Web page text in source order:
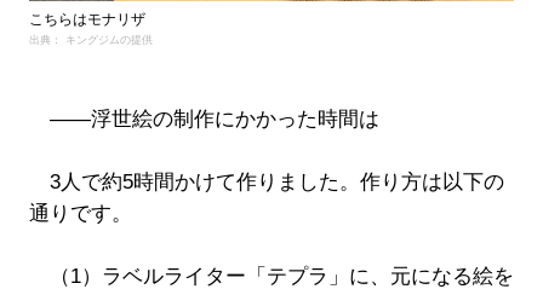
こちらはモナリザ
出典： キングジムの提供
――浮世絵の制作にかかった時間は
3人で約5時間かけて作りました。作り方は以下の
通りです。
（1）ラベルライター「テプラ」に、元になる絵を